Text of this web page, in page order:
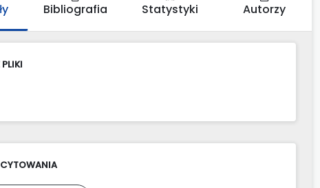
Bibliografia Statystyki Autorzy